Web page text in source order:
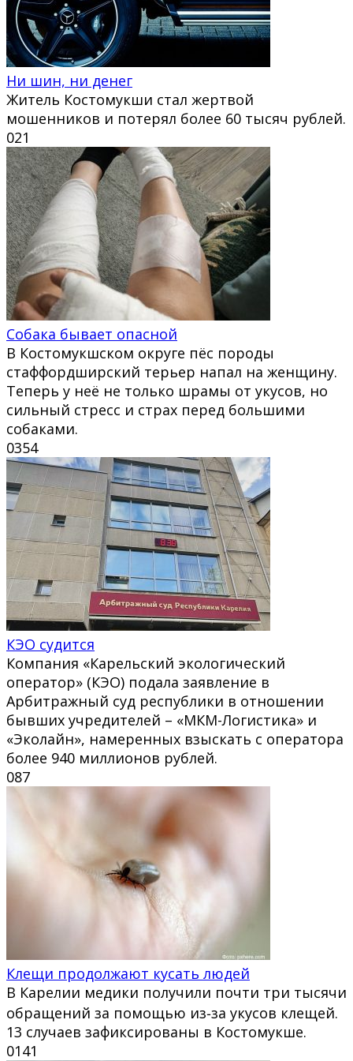
Ни шин, ни денег
Житель Костомукши стал жертвой
мошенников и потерял более 60 тысяч рублей.
021
Собака бывает опасной
В Костомукшском округе пёс породы
стаффордширский терьер напал на женщину.
Теперь у неё не только шрамы от укусов, но
сильный стресс и страх перед большими
собаками.
0354
КЭО судится
Компания «Карельский экологический
оператор» (КЭО) подала заявление в
Арбитражный суд республики в отношении
бывших учредителей – «МКМ-Логистика» и
«Эколайн», намеренных взыскать с оператора
более 940 миллионов рублей.
087
Клещи продолжают кусать людей
В Карелии медики получили почти три тысячи
обращений за помощью из‑за укусов клещей.
13 случаев зафиксированы в Костомукше.
0141